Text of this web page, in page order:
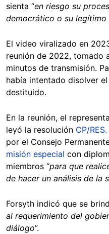
sienta “en riesgo su
democrático o su
El video viralizado en
reunión de 2022, tomado
minutos de transmisión.
había intentado disolver
destituido.
En la reunión, el
leyó la resolución CP/
por el Consejo
misión especial con
miembros “para que
de hacer un análisis de la
Forsyth indicó que se
al requerimiento del
diálogo”.